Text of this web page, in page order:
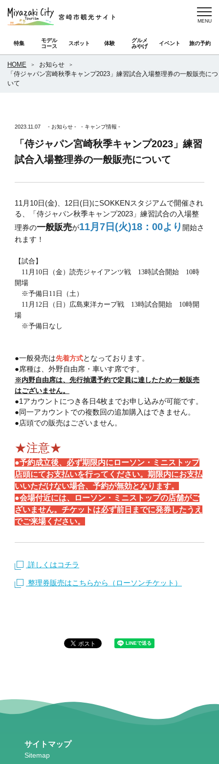
特集
モデル
コース
スポット 体験
グルメ
みやげ
イベント 旅の予約
HOME
お知らせ
「侍ジャパン宮崎秋季キャンプ2023」練習試合入場整理券の一般販売につ
いて
2023.11.07 - お知らせ - - キャンプ情報 -
「侍ジャパン宮崎秋季キャンプ2023」練習
試合入場整理券の一般販売について
11月10日(金)、12日(日)にSOKKENスタジアムで開催され
る、「侍ジャパン秋季キャンプ2023」練習試合の入場整
理券の一般販売が11月7日(火)18：00より 開始さ
れます！
【試合】
11月10日（金）読売ジャイアンツ戦 13時試合開始 10時
開場
※予備日11日（土）
11月12日（日）広島東洋カープ戦 13時試合開始 10時開
場
※予備日なし
●一般発売は先着方式となっております。
●席種は、外野自由席・車いす席です。
※内野自由席は、先行抽選予約で定員に達したため一般販売
はございません。
●1アカウントにつき各日4枚までお申し込みが可能です。
●同一アカウントでの複数回の追加購入はできません。
●店頭での販売はございません。
★注意★
●予約成立後、必ず期限内にローソン・ミニストップ
店頭にてお支払いを行ってください。期限内にお支払
いいただけない場合、予約が無効となります。
●会場付近には、ローソン・ミニストップの店舗がご
ざいません。チケットは必ず前日までに発券したうえ
でご来場ください。
詳しくはコチラ
整理券販売はこちらから（ローソンチケット）
サイトマップ